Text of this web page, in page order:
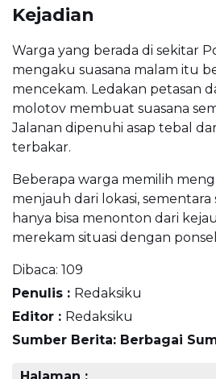
Kejadian
Warga yang berada di sekitar
mengaku suasana malam itu
mencekam. Ledakan petasan
molotov membuat suasana
Jalanan dipenuhi asap tebal
terbakar.
Beberapa warga memilih
menjauh dari lokasi, sementara
hanya bisa menonton dari
merekam situasi dengan
Dibaca: 109
Penulis : Redaksiku
Editor : Redaksiku
Sumber Berita: Berbagai